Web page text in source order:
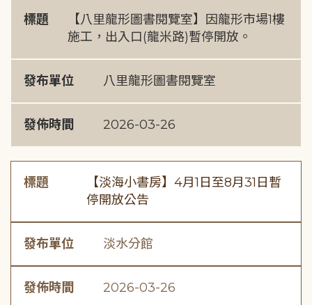
標題
【八里龍形圖書閱覽室】因龍形市場1樓
施工，出入口(龍米路)暫停開放。
發布單位 八里龍形圖書閱覽室
發佈時間 2026-03-26
標題
【淡海小書房】4月1日至8月31日暫
停開放公告
發布單位 淡水分館
發佈時間 2026-03-26